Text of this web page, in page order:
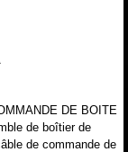
DE BOITE
de boîtier de
de commande de